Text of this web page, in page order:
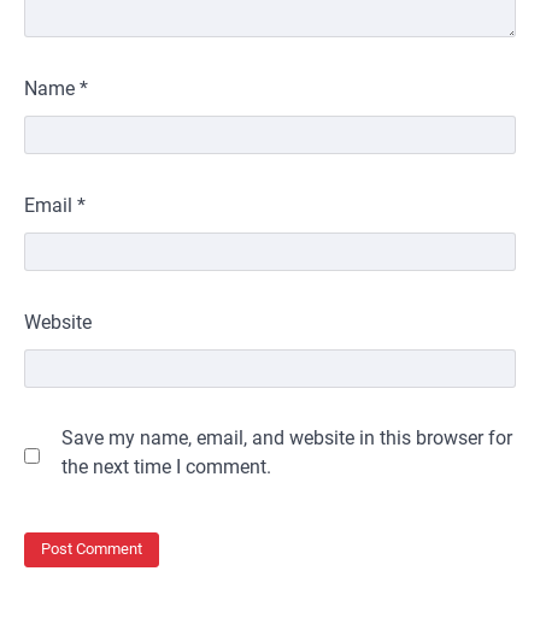
Name *
Email *
Website
Save my name, email, and website in this browser for
the next time I comment.